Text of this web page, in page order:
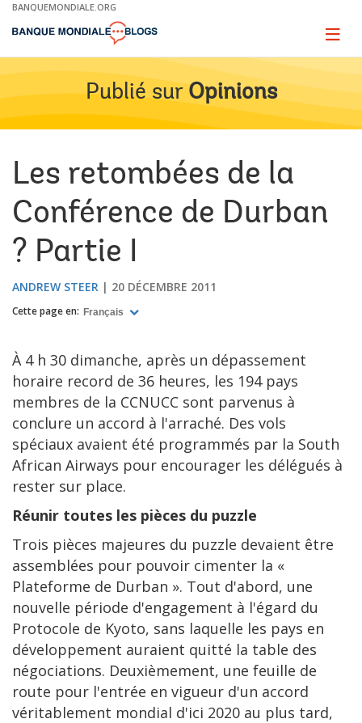
Skip
Main
BANQUEMONDIALE.ORG
Page
Publié sur Opinions
Les retombées de la
Conférence de Durban
? Partie I
ANDREW STEER 20 DÉCEMBRE 2011
Cette page en: Français
À 4 h 30 dimanche, après un dépassement
horaire record de 36 heures, les 194 pays
membres de la CCNUCC sont parvenus à
conclure un accord à l'arraché. Des vols
spéciaux avaient été programmés par la South
African Airways pour encourager les délégués à
rester sur place.
Réunir toutes les pièces du puzzle
Trois pièces majeures du puzzle devaient être
assemblées pour pouvoir cimenter la «
Plateforme de Durban ». Tout d'abord, une
nouvelle période d'engagement à l'égard du
Protocole de Kyoto, sans laquelle les pays en
développement auraient quitté la table des
négociations. Deuxièmement, une feuille de
route pour l'entrée en vigueur d'un accord
véritablement mondial d'ici 2020 au plus tard,